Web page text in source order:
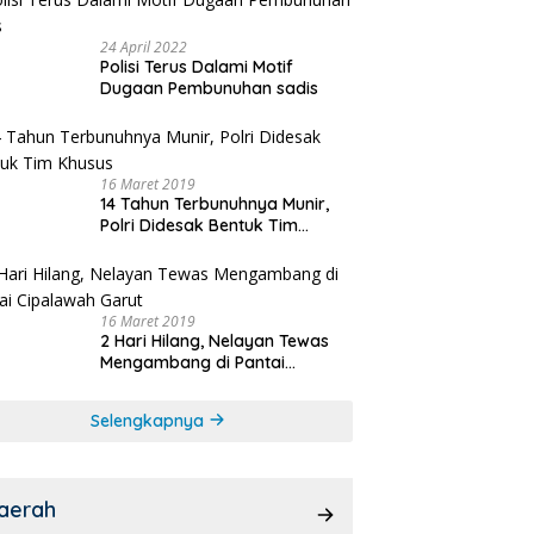
24 April 2022
Polisi Terus Dalami Motif
Dugaan Pembunuhan sadis
16 Maret 2019
14 Tahun Terbunuhnya Munir,
Polri Didesak Bentuk Tim
16 Maret 2019
2 Hari Hilang, Nelayan Tewas
Mengambang di Pantai
Selengkapnya